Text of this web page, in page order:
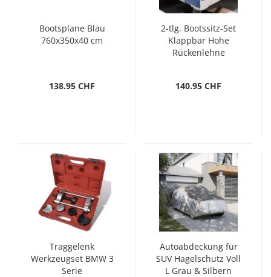
Bootsplane Blau
760x350x40 cm
138.95 CHF
2-tlg. Bootssitz-Set
Klappbar Hohe
Rückenlehne
140.95 CHF
Traggelenk
Werkzeugset BMW 3
Serie
Autoabdeckung für
SUV Hagelschutz Voll
L Grau & Silbern